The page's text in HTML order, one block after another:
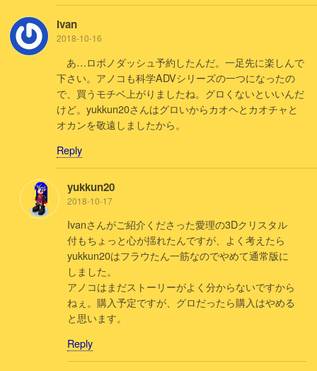
Ivan
2018-10-16
あ…ロボノダッシュ予約したんだ。一足先に楽しんで
下さい。アノコも科学ADVシリーズの一つになったの
で、買うモチベ上がりましたね。グロくないといいんだ
けど。yukkun20さんはグロいからカオヘとカオチャと
オカンを敬遠しましたから。
Reply
yukkun20
2018-10-17
Ivanさんがご紹介くださった愛理の3Dクリスタル
付もちょっと心が揺れたんですが、よく考えたら
yukkun20はフラウたん一筋なのでやめて通常版に
しました。
アノコはまだストーリーがよく分からないですから
ねぇ。購入予定ですが、グロだったら購入はやめる
と思います。
Reply